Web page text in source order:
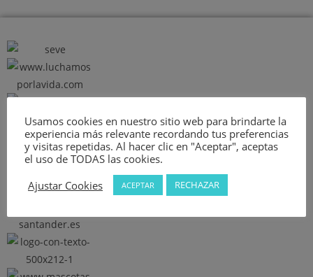
Usamos cookies en nuestro sitio web para brindarte la
experiencia más relevante recordando tus preferencias
y visitas repetidas. Al hacer clic en "Aceptar", aceptas
el uso de TODAS las cookies.
Ajustar Cookies
ACEPTAR RECHAZAR